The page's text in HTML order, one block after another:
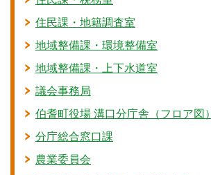
住民課・地籍調査室
地域整備課・環境整備室
地域整備課・上下水道室
議会事務局
伯耆町役場 溝口分庁舎（フロア図）
分庁総合窓口課
農業委員会